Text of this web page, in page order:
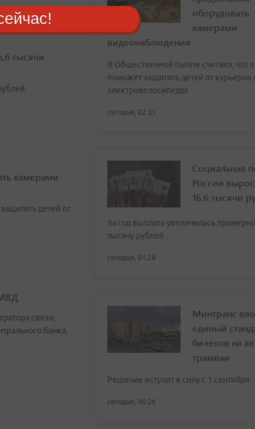
тысячи
камерами
детей от
связи,
банка,
оборудовать
камерами
видеонаблюдения
В Общественной палате считают, что
поможет защитить детей от курьеров
электровелосипедах
сегодня, 02:31
Социальная
России
16,6 тысячи
За год выплата увеличилась
тысячу рублей
сегодня, 01:28
Минтранс
единый
билетов на
трамваи
Решение вступит в силу с 1 сентября
сегодня, 00:26